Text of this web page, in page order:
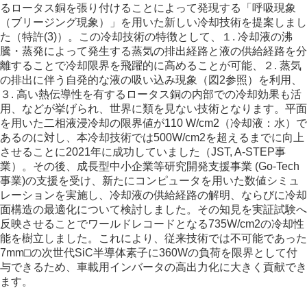
るロータス銅を張り付けることによって発現する「呼吸現象
（ブリージング現象）」を用いた新しい冷却技術を提案しまし
た（特許(3)）。この冷却技術の特徴として、１. 冷却液の沸
騰・蒸発によって発生する蒸気の排出経路と液の供給経路を分
離することで冷却限界を飛躍的に高めることが可能、２. 蒸気
の排出に伴う自発的な液の吸い込み現象（図2参照）を利用、
３. 高い熱伝導性を有するロータス銅の内部での冷却効果も活
用、などが挙げられ、世界に類を見ない技術となります。平面
を用いた二相液浸冷却の限界値が110 W/cm2（冷却液：水）で
あるのに対し、本冷却技術では500W/cm2を超えるまでに向上
させることに2021年に成功していました（JST, A-STEP事
業）。その後、成長型中小企業等研究開発支援事業 (Go-Tech
事業)の支援を受け、新たにコンピュータを用いた数値シミュ
レーションを実施し、冷却液の供給経路の解明、ならびに冷却
面構造の最適化について検討しました。その知見を実証試験へ
反映させることでワールドレコードとなる735W/cm2の冷却性
能を樹立しました。これにより、従来技術では不可能であった
7mm□の次世代SiC半導体素子に360Wの負荷を限界として付
与できるため、車載用インバータの高出力化に大きく貢献でき
ます。